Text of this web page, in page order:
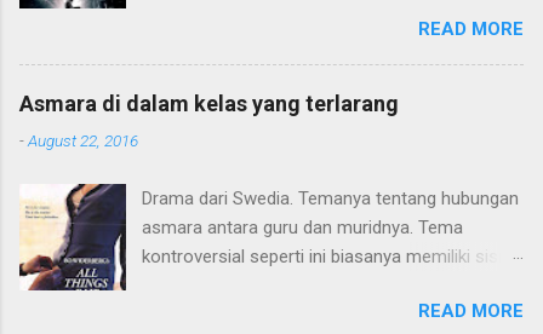
karena pola pendidikan sang ibu yang terlalu
"sayang" kepada sang anak hingga membatasi
sang anak dari dunia luar. Hingga sang anak
mulai beranjak dewasa dan mulai kritis terhadap
Movielitas menyukai gaya minimalis cerita,
konflik dan pemainnya. Tidak perlu melebar
kemana-mana. Gaya thriller-nya soft saja, tidak
chemistry antar duo aktris sebagai ibu-anak,
READ MORE
Asmara di dalam kelas yang terlarang
-August 22, 2016
Drama dari Swedia. Temanya tentang hubungan
asmara antara guru dan muridnya. Tema
kontroversial seperti ini biasanya memiliki sisi
sebagian saja yang menarik. Terutama saat
READ MORE